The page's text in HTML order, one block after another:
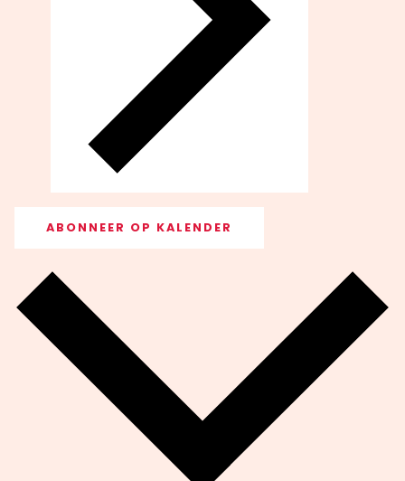
ABONNEER OP KALENDER